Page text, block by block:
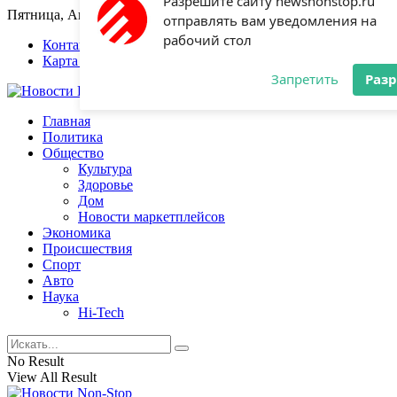
Разрешите сайту newsnonstop.ru
отправлять вам уведомления на
Пятница, Август 7, 2026
Контакты
Карта сайта
Главная
Политика
Общество
Культура
Здоровье
Дом
Новости маркетплейсов
Экономика
Происшествия
Спорт
Авто
Наука
Hi-Tech
No Result
View All Result